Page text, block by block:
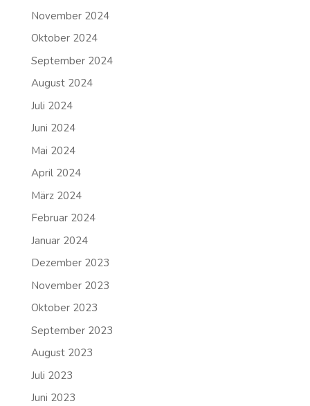
November 2024
Oktober 2024
September 2024
August 2024
Juli 2024
Juni 2024
Mai 2024
April 2024
März 2024
Februar 2024
Januar 2024
Dezember 2023
November 2023
Oktober 2023
September 2023
August 2023
Juli 2023
Juni 2023